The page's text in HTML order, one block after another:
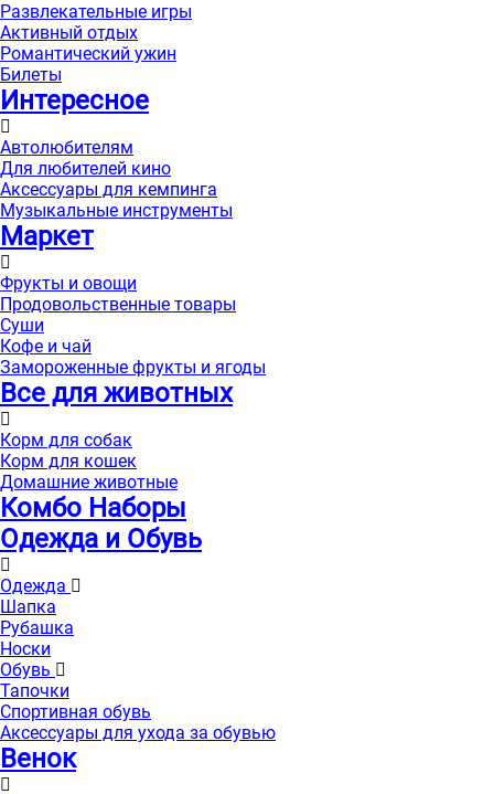
Развлекательные игры
Активный отдых
Романтический ужин
Билеты
Интересноe
Автолюбителям
Для любителей кино
Аксессуары для кемпинга
Музыкальные инструменты
Маркет
Фрукты и овощи
Продовольственные товары
Суши
Кофе и чай
Замороженные фрукты и ягоды
Все для животных
Корм для собак
Корм для кошек
Домашние животные
Комбо Наборы
Одежда и Обувь
Одежда
Шапка
Рубашка
Носки
Обувь
Тапочки
Спортивная обувь
Аксессуары для ухода за обувью
Венок